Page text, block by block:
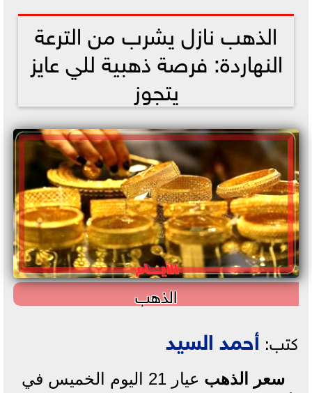
الذهب نازل يشرب من الترعة
النهاردة: فرصة ذهبية للي عايز
يتجوز
الذهب
كتب: أحمد السيد
سعر الذهب
عيار 21 اليوم الخميس في